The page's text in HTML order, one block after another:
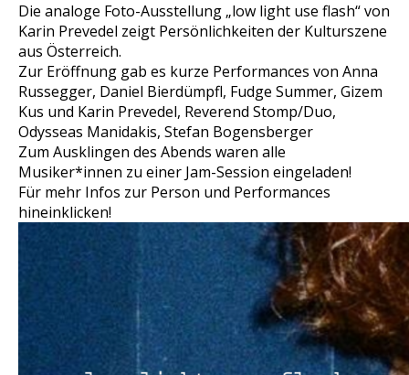
Die analoge Foto-Ausstellung „low light use flash“ von
Karin Prevedel zeigt Persönlichkeiten der Kulturszene
aus Österreich.
Zur Eröffnung gab es kurze Performances von Anna
Russegger, Daniel Bierdümpfl, Fudge Summer, Gizem
Kus und Karin Prevedel, Reverend Stomp/Duo,
Odysseas Manidakis, Stefan Bogensberger
Zum Ausklingen des Abends waren alle
Musiker*innen zu einer Jam-Session eingeladen!
Für mehr Infos zur Person und Performances
hineinklicken!